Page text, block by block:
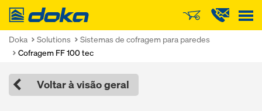
Doka
Doka Solutions
Sistemas de cofragem para paredes
Cofragem FF 100 tec
Voltar à visão geral